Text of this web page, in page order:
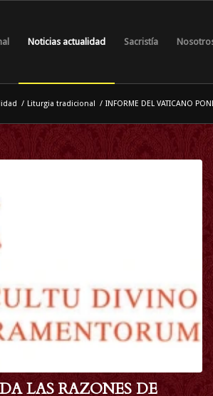
Noticias actualidad Sacristía
/ Liturgia tradicional / INFORME DEL VATICANO
LAS RAZONES DE